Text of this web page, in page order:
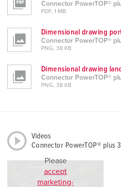
Connector PowerTOP®
PDF, 1 MB
Dimensional drawing
Connector PowerTOP®
PNG, 38 KB
Dimensional drawing
Connector PowerTOP®
PNG, 38 KB
Videos
Connector PowerTOP® plus
Please
accept
marketing-